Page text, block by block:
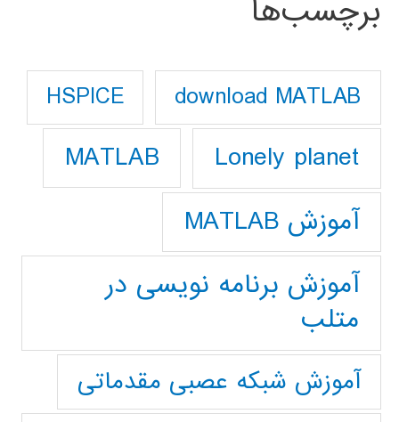
برچسب‌ها
download MATLAB
HSPICE
Lonely planet
MATLAB
آموزش MATLAB
آموزش برنامه نویسی در
متلب
آموزش شبکه عصبی مقدماتی